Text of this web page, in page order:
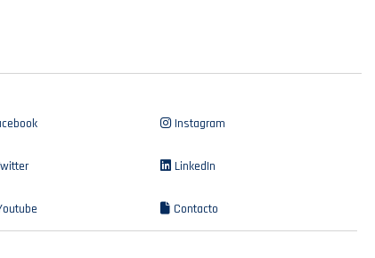
Instagram
LinkedIn
Contacto